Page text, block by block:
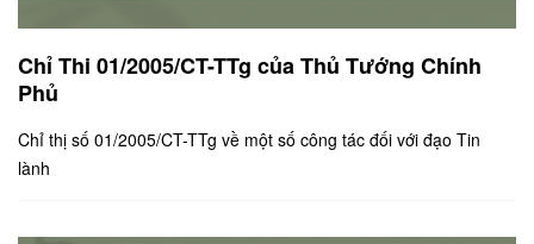
Chỉ Thi 01/2005/CT-TTg của Thủ Tướng Chính
Phủ
Chỉ thị số 01/2005/CT-TTg về một số công tác đối với đạo Tin
lành